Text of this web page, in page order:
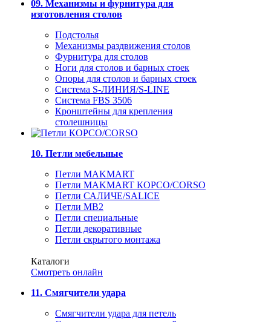
09. Механизмы и фурнитура для
изготовления столов
Подстолья
Механизмы раздвижения столов
Фурнитура для столов
Ноги для столов и барных стоек
Опоры для столов и барных стоек
Система S-ЛИНИЯ/S-LINE
Система FBS 3506
Кронштейны для крепления
столешницы
10. Петли мебельные
Петли MAKMART
Петли MAKMART КОРСО/CORSO
Петли САЛИЧЕ/SALICE
Петли MB2
Петли специальные
Петли декоративные
Петли скрытого монтажа
Каталоги
Смотреть онлайн
11. Смягчители удара
Смягчители удара для петель